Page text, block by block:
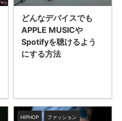
どんなデバイスでも
APPLE MUSICや
Spotifyを聴けるよう
にする方法
HIPHOP ファッション